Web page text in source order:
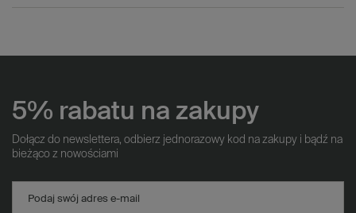
5% rabatu na zakupy
Dołącz do newslettera, odbierz jednorazowy kod na zakupy i bądź na
bieżąco z nowościami
Podaj swój adres e-mail